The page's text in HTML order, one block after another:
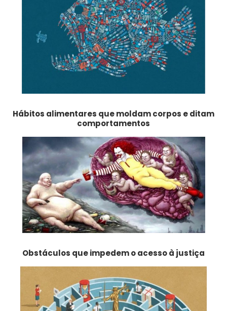
Hábitos alimentares que moldam corpos e ditam
comportamentos
Obstáculos que impedem o acesso à justiça